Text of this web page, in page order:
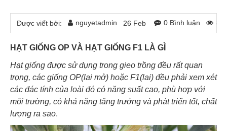
Được viết bởi: nguyetadmin 26 Feb 0 Bình luận
HẠT GIỐNG OP VÀ HẠT GIỐNG F1 LÀ GÌ
Hạt giống được sử dụng trong gieo trồng đều rất quan
trọng, các giống OP(lai mở) hoặc F1(lai) đều phải xem xét
các đác tính của loài đó có năng suất cao, phù hợp với
môi trường, có khả năng tăng trưởng và phát triển tốt, chất
lượng ra sao.